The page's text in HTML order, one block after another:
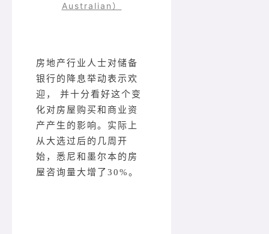
Australian）
房地产行业人士对储备
银行的降息举动表示欢
迎， 并十分看好这个变
化对房屋购买和商业资
产产生的影响。实际上
从大选过后的几周开
始，悉尼和墨尔本的房
屋咨询量大增了30%。